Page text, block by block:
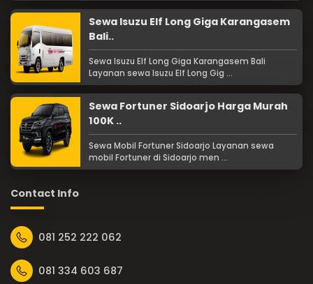
Sewa Isuzu Elf Long Giga Karangasem
Bali..
Sewa Isuzu Elf Long Giga Karangasem Bali
Layanan sewa Isuzu Elf Long Gig ...
Sewa Fortuner Sidoarjo Harga Murah
100K ..
Sewa Mobil Fortuner Sidoarjo Layanan sewa
mobil Fortuner di Sidoarjo men ...
Contact Info
081 252 222 062
081 334 603 687